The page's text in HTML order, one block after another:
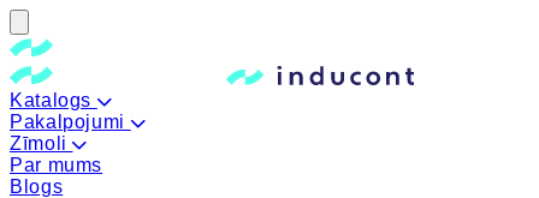
Katalogs
Pakalpojumi
Zīmoli
Par mums
Blogs